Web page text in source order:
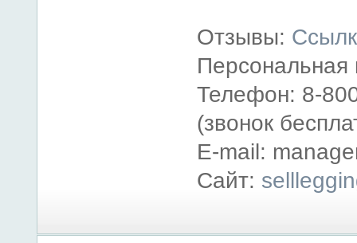
Отзывы:
Персональная
Телефон: 8-
(звонок
E-mail:
Сайт: